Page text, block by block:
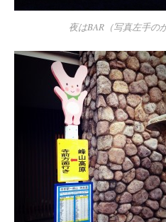
夜はBAR（写真左手の